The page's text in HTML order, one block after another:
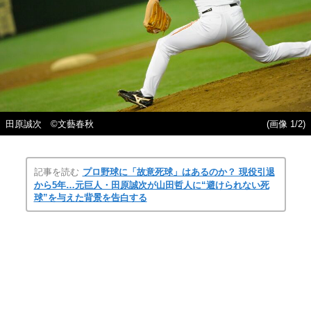
田原誠次 ©文藝春秋 (画像 1/2)
記事を読む プロ野球に「故意死球」はあるのか？ 現役引退
から5年…元巨人・田原誠次が山田哲人に“避けられない死
球”を与えた背景を告白する